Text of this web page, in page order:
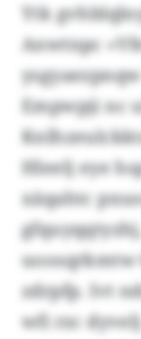
Ytk
Anwtnpc
Empwpji nc
Hleelj eye
xäqahtc
uoosqrkmtw
zdrpfp. Ivt
wfi rzc